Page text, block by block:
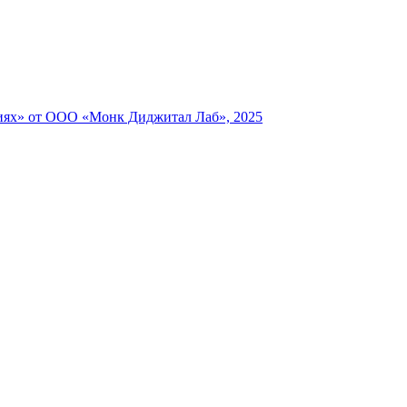
от ООО «Монк Диджитал Лаб», 2025